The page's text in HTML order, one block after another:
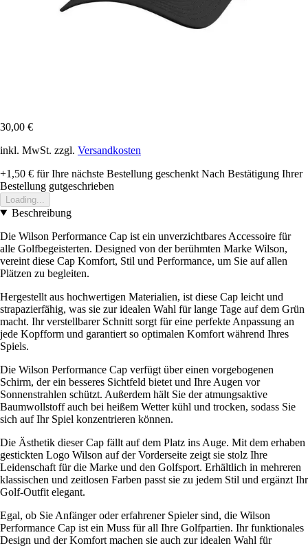
30,00 €
inkl. MwSt. zzgl. Versandkosten
+1,50 € für Ihre nächste Bestellung geschenkt Nach Bestätigung Ihrer
Bestellung gutgeschrieben
Loading...
Beschreibung
Die Wilson Performance Cap ist ein unverzichtbares Accessoire für
alle Golfbegeisterten. Designed von der berühmten Marke Wilson,
vereint diese Cap Komfort, Stil und Performance, um Sie auf allen
Plätzen zu begleiten.
Hergestellt aus hochwertigen Materialien, ist diese Cap leicht und
strapazierfähig, was sie zur idealen Wahl für lange Tage auf dem Grün
macht. Ihr verstellbarer Schnitt sorgt für eine perfekte Anpassung an
jede Kopfform und garantiert so optimalen Komfort während Ihres
Spiels.
Die Wilson Performance Cap verfügt über einen vorgebogenen
Schirm, der ein besseres Sichtfeld bietet und Ihre Augen vor
Sonnenstrahlen schützt. Außerdem hält Sie der atmungsaktive
Baumwollstoff auch bei heißem Wetter kühl und trocken, sodass Sie
sich auf Ihr Spiel konzentrieren können.
Die Ästhetik dieser Cap fällt auf dem Platz ins Auge. Mit dem erhaben
gestickten Logo Wilson auf der Vorderseite zeigt sie stolz Ihre
Leidenschaft für die Marke und den Golfsport. Erhältlich in mehreren
klassischen und zeitlosen Farben passt sie zu jedem Stil und ergänzt Ihr
Golf-Outfit elegant.
Egal, ob Sie Anfänger oder erfahrener Spieler sind, die Wilson
Performance Cap ist ein Muss für all Ihre Golfpartien. Ihr funktionales
Design und der Komfort machen sie auch zur idealen Wahl für